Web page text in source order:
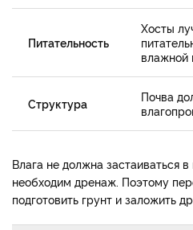
Питательность
Хосты
влажной
Структура
Почва
Влага не должна застаиваться в
необходим дренаж. Поэтому
подготовить грунт и заложить